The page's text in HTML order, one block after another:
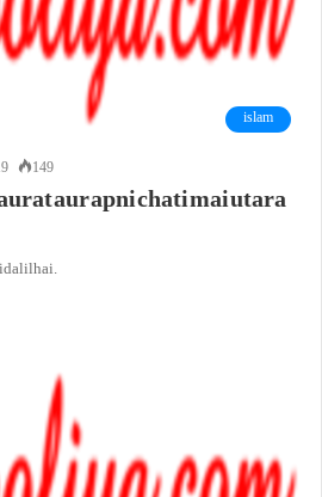
islam
149
aur apni chati mai utara
dalil hai.